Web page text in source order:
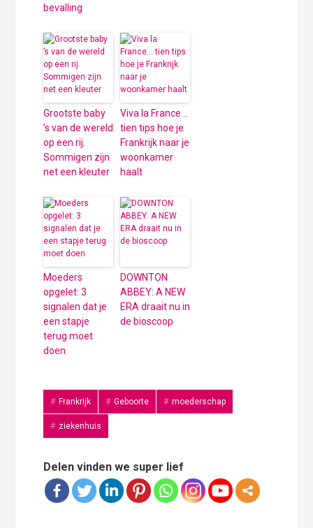
bevalling
Grootste baby
’s van de wereld
op een rij.
Sommigen zijn
net een kleuter
Viva la France…
tien tips hoe je
Frankrijk naar je
woonkamer
haalt
Moeders
opgelet: 3
signalen dat je
een stapje
terug moet
doen
DOWNTON
ABBEY: A NEW
ERA draait nu in
de bioscoop
Frankrijk Geboorte moederschap
ziekenhuis
Delen vinden we super lief